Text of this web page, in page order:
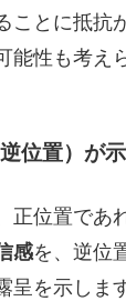
ことに抵抗
能性も考え
位置）が
正位置であ
感を、逆位
呈を示しま